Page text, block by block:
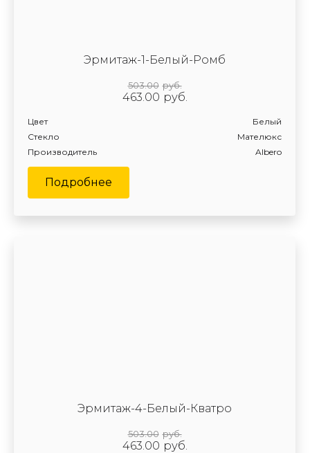
Эрмитаж-1-Белый-Ромб
руб.
503.00
руб.
463.00
Цвет Белый
Производитель Albero
Стекло Мателюкс
Подробнее
Эрмитаж-4-Белый-Кватро
руб.
503.00
руб.
463.00